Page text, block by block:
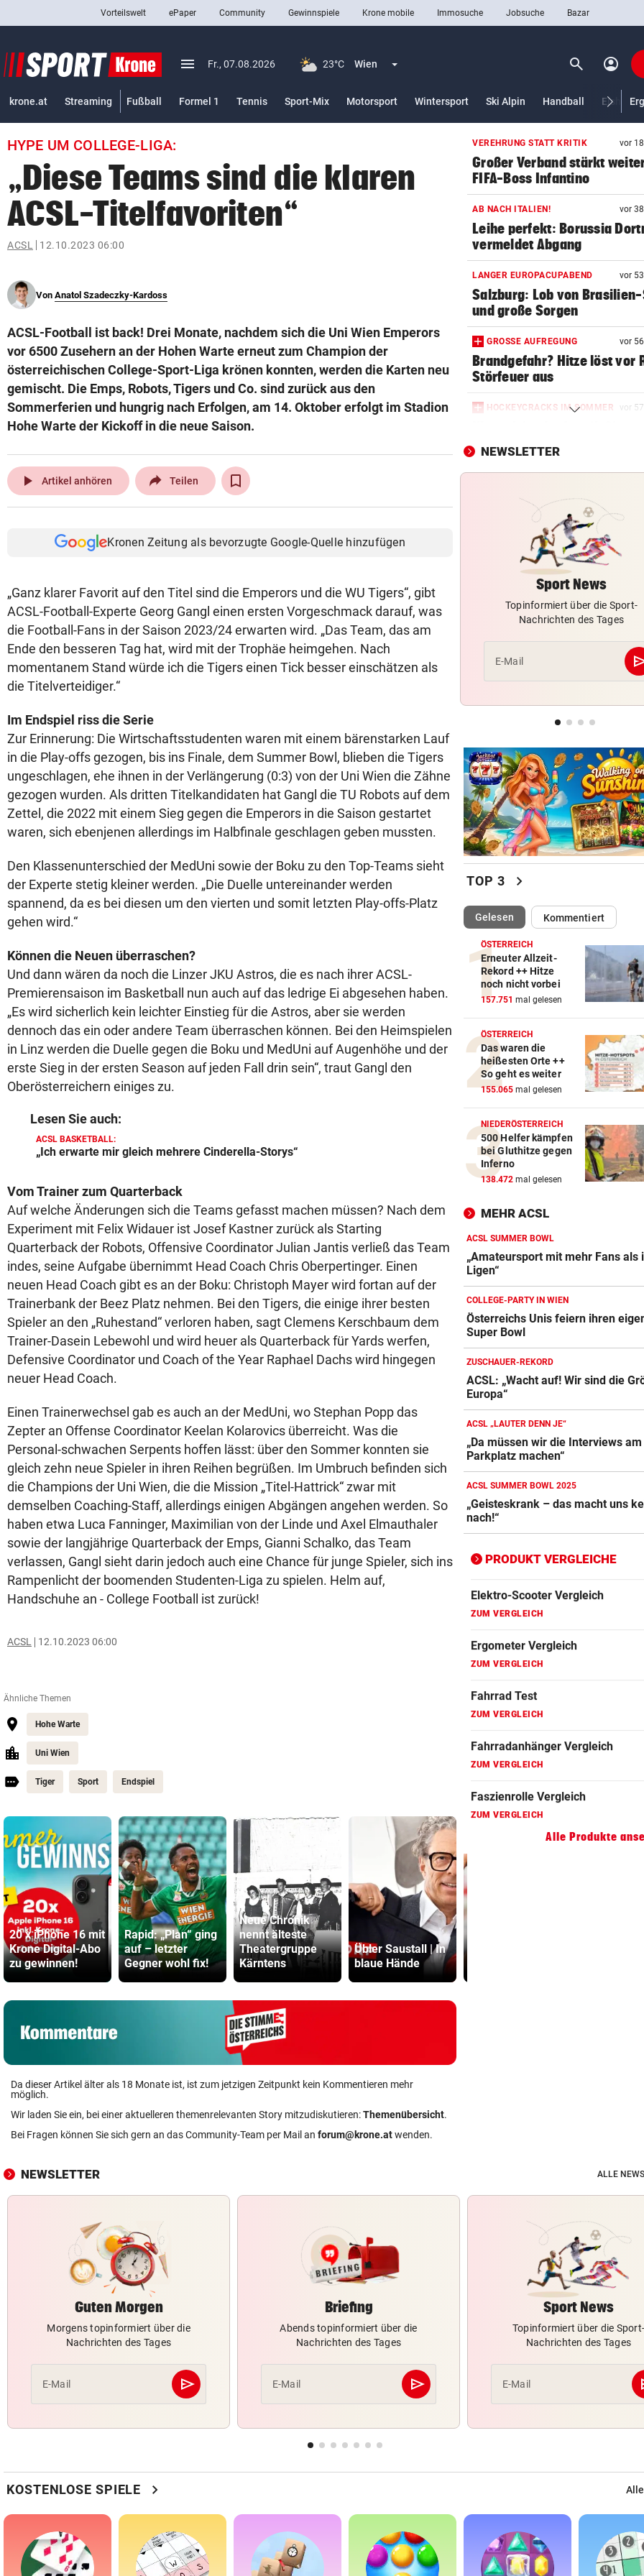
closeSchließen
Abonnieren
pin_drop
bookmark
search
Suchbegriff
© Krone Multimedia GmbH & Co KG 2026
Muthgasse 2, 1190 Wien
Vorteilswelt ePaper Community Gewinnspiele Krone mobile Immosuche Jobsuche Bazar
menu Menü aufklappen
Fr., 07.08.2026 23°C Wien Menü aufklappen search Suchen
account_circle
krone.at Streaming Fußball Formel 1 Tennis Sport-Mix Motorsport Wintersport Ski Alpin Handball
HYPE UM COLLEGE-LIGA:
„Diese Teams sind die klaren
ACSL-Titelfavoriten“
ACSL 12.10.2023 06:00
Von Anatol Szadeczky-Kardoss
ACSL-Football ist back! Drei Monate, nachdem sich die Uni Wien Emperors
vor 6500 Zusehern an der Hohen Warte erneut zum Champion der
österreichischen College-Sport-Liga krönen konnten, werden die Karten neu
gemischt. Die Emps, Robots, Tigers und Co. sind zurück aus den
Sommerferien und hungrig nach Erfolgen, am 14. Oktober erfolgt im Stadion
Hohe Warte der Kickoff in die neue Saison.
play_arrow Artikel anhören Teilen
Kronen Zeitung als bevorzugte Google-Quelle hinzufügen
„Ganz klarer Favorit auf den Titel sind die Emperors und die WU Tigers“, gibt
ACSL-Football-Experte Georg Gangl einen ersten Vorgeschmack darauf, was
die Football-Fans in der Saison 2023/24 erwarten wird. „Das Team, das am
Ende den besseren Tag hat, wird mit der Trophäe heimgehen. Nach
momentanem Stand würde ich die Tigers einen Tick besser einschätzen als
die Titelverteidiger.“
Im Endspiel riss die Serie
Zur Erinnerung: Die Wirtschaftsstudenten waren mit einem bärenstarken Lauf
in die Play-offs gezogen, bis ins Finale, dem Summer Bowl, blieben die Tigers
ungeschlagen, ehe ihnen in der Verlängerung (0:3) von der Uni Wien die Zähne
gezogen wurden. Als dritten Titelkandidaten hat Gangl die TU Robots auf dem
Zettel, die 2022 mit einem Sieg gegen die Emperors in die Saison gestartet
waren, sich ebenjenen allerdings im Halbfinale geschlagen geben mussten.
Den Klassenunterschied der MedUni sowie der Boku zu den Top-Teams sieht
der Experte stetig kleiner werden. „Die Duelle untereinander werden
spannend, da es bei diesen um den vierten und somit letzten Play-offs-Platz
gehen wird.“
Können die Neuen überraschen?
Und dann wären da noch die Linzer JKU Astros, die es nach ihrer ACSL-
Premierensaison im Basketball nun auch auf das ledrige Ei abgesehen haben.
„Es wird sicherlich kein leichter Einstieg für die Astros, aber sie werden
dennoch das ein oder andere Team überraschen können. Bei den Heimspielen
in Linz werden die Duelle gegen die Boku und MedUni auf Augenhöhe und der
erste Sieg in der ersten Season auf jeden Fall drin sein“, traut Gangl den
Oberösterreichern einiges zu.
Lesen Sie auch:
ACSL BASKETBALL:
„Ich erwarte mir gleich mehrere Cinderella-Storys“
Vom Trainer zum Quarterback
Auf welche Änderungen sich die Teams gefasst machen müssen? Nach dem
Experiment mit Felix Widauer ist Josef Kastner zurück als Starting
Quarterback der Robots, Offensive Coordinator Julian Jantis verließ das Team
indes, seine Aufgabe übernimmt Head Coach Chris Oberpertinger. Einen
neuen Head Coach gibt es an der Boku: Christoph Mayer wird fortan auf der
Trainerbank der Beez Platz nehmen. Bei den Tigers, die einige ihrer besten
Spieler an den „Ruhestand“ verloren haben, sagt Clemens Kerschbaum dem
Trainer-Dasein Lebewohl und wird heuer als Quarterback für Yards werfen,
Defensive Coordinator und Coach of the Year Raphael Dachs wird hingegen
neuer Head Coach.
Einen Trainerwechsel gab es auch an der MedUni, wo Stephan Popp das
Zepter an Offense Coordinator Keelan Kolarovics überreicht. Was die
Personal-schwachen Serpents hoffen lässt: über den Sommer konnten sie
gleich zehn neue Spieler in ihren Reihen begrüßen. Im Umbruch befinden sich
die Champions der Uni Wien, die die Mission „Titel-Hattrick“ zwar mit
demselben Coaching-Staff, allerdings einigen Abgängen angehen werden. So
haben etwa Luca Fanninger, Maximilian von der Linde und Axel Elmauthaler
sowie der langjährige Quarterback der Emps, Gianni Schalko, das Team
verlassen, Gangl sieht darin jedoch auch eine Chance für junge Spieler, sich ins
Rampenlicht der boomenden Studenten-Liga zu spielen. Helm auf,
Handschuhe an - College Football ist zurück!
ACSL 12.10.2023 06:00
Ähnliche Themen
Hohe Warte
Uni Wien
Tiger Sport Endspiel
20 x iPhone 16 mit
Krone Digital-Abo
zu gewinnen!
Rapid: „Plan“ ging
auf – letzter
Gegner wohl fix!
Neue Chronik
nennt älteste
Theatergruppe
Kärntens
Übler Saustall | In
blaue Hände
Da dieser Artikel älter als 18 Monate ist, ist zum jetzigen Zeitpunkt kein Kommentieren mehr
möglich.
Wir laden Sie ein, bei einer aktuelleren themenrelevanten Story mitzudiskutieren:Themenübersicht.
Bei Fragen können Sie sich gern an das Community-Team per Mail an forum@krone.atwenden.
VEREHRUNG STATT KRITIK vor
Großer Verband stärkt
FIFA-Boss Infantino
AB NACH ITALIEN! vor
Leihe perfekt: Borussia
vermeldet Abgang
LANGER EUROPACUPABEND vor
Salzburg: Lob von
und große Sorgen
GROSSE AUFREGUNG vor
Brandgefahr? Hitze löst vor
Störfeuer aus
HOCKEYCRACKS IM SOMMER vor
Tennis-Unterhaus
JUBEL NACH 2:1-SIEG
Austria-Kapitän
HÜRDEN-ASS BEI EM:
„Ich versuche bewusst, kein
darum zu machen“
PERFEKTER ZIELEINLAUF
Feurstein sprintet bei
Guadeloupe-Tour zum Sieg
„scharf“ wird
„Ich war unsicher, ob ich
springen kann“
NEWSLETTER
Sport News
Topinformiert über die Sport-
Nachrichten des Tages
E-Mail
TOP 3 chevron_right
Gelesen(ausgewählt)Kommentiert
ÖSTERREICH
Erneuter Allzeit-
Rekord ++ Hitze
noch nicht vorbei
157.751 mal gelesen
ÖSTERREICH
Das waren die
heißesten Orte ++
So geht es weiter
155.065 mal gelesen
NIEDERÖSTERREICH
500 Helfer kämpfen
bei Gluthitze gegen
Inferno
138.472 mal gelesen
MEHR ACSL
ACSL SUMMER BOWL
„Amateursport mit mehr Fans als
Ligen“
COLLEGE-PARTY IN WIEN
Österreichs Unis feiern ihren
Super Bowl
ZUSCHAUER-REKORD
ACSL: „Wacht auf! Wir sind die
Europa“
ACSL „LAUTER DENN JE“
„Da müssen wir die Interviews am
Parkplatz machen“
ACSL SUMMER BOWL 2025
„Geisteskrank – das macht uns
nach!“
PRODUKT VERGLEICHE
Action-Cam Vergleich
ZUM VERGLEICH
Crosstrainer Vergleich
ZUM VERGLEICH
E-Bike Vergleich
ZUM VERGLEICH
Elektro-Scooter Vergleich
ZUM VERGLEICH
Ergometer Vergleich
ZUM VERGLEICH
ZUM VERGLEICH
ZUM VERGLEICH
ZUM VERGLEICH
ZUM VERGLEICH
ZUM VERGLEICH
Alle Produkte
NEWSLETTER ALLE
Guten Morgen
Morgens topinformiert über die
Nachrichten des Tages
E-Mail send
Abschicken
Briefing
Abends topinformiert über die
Nachrichten des Tages
E-Mail send
Abschicken
Sport News
Topinformiert über die Sport-
Nachrichten des Tages
E-Mail
KOSTENLOSE SPIELE chevron_right